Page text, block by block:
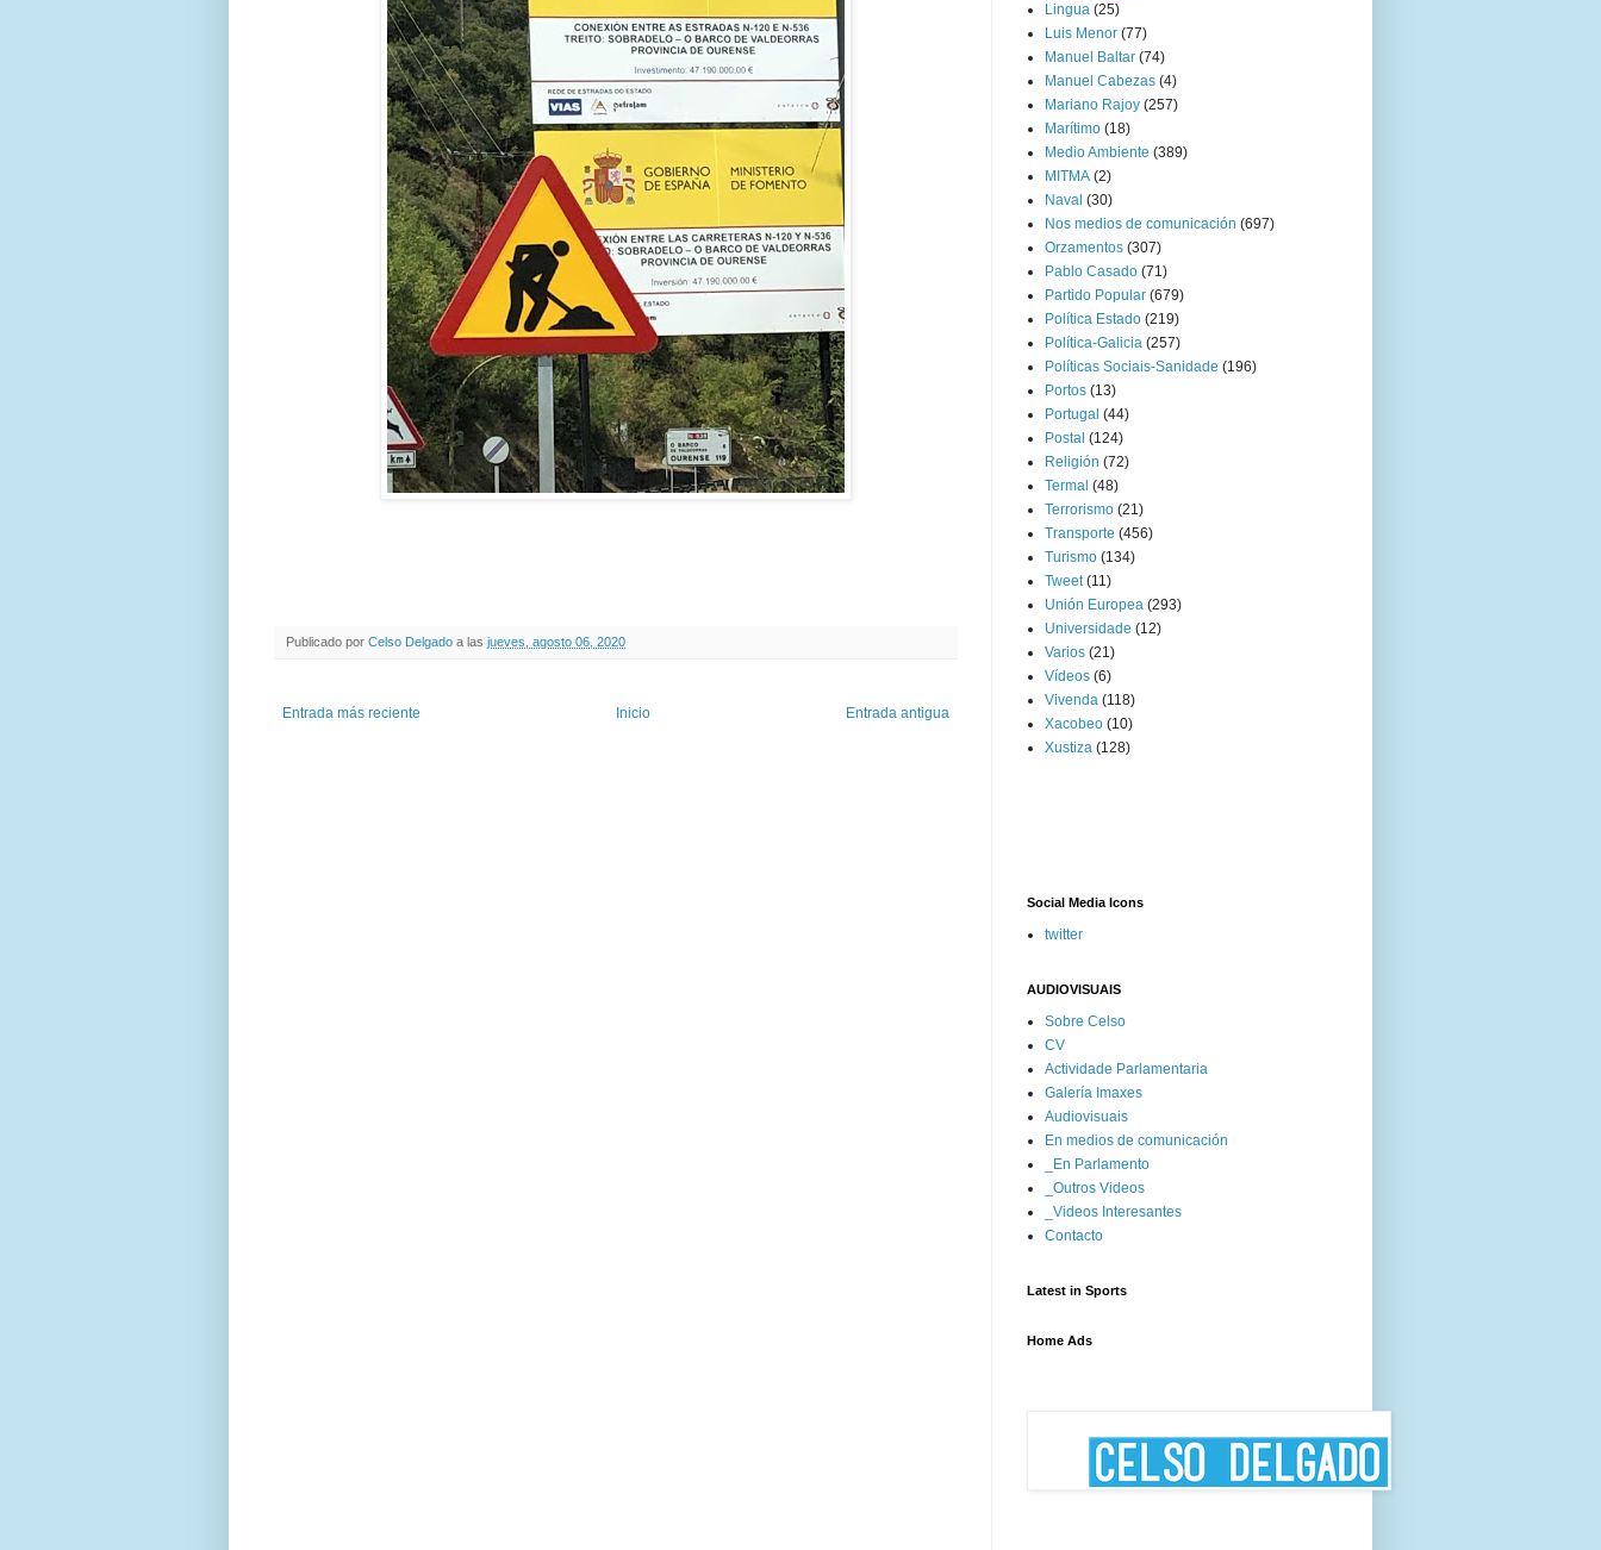
Publicado por Celso Delgado a las jueves, agosto 06, 2020
Entrada más reciente Entrada antigua
Inicio
Lingua (25)
Luis Menor (77)
Manuel Baltar (74)
Manuel Cabezas (4)
Mariano Rajoy (257)
Marítimo (18)
Medio Ambiente (389)
MITMA (2)
Naval (30)
Nos medios de comunicación (697)
Orzamentos (307)
Pablo Casado (71)
Partido Popular (679)
Política Estado (219)
Política-Galicia (257)
Políticas Sociais-Sanidade (196)
Portos (13)
Portugal (44)
Postal (124)
Religión (72)
Termal (48)
Terrorismo (21)
Transporte (456)
Turismo (134)
Tweet (11)
Unión Europea (293)
Universidade (12)
Varios (21)
Vídeos (6)
Vivenda (118)
Xacobeo (10)
Xustiza (128)
Social Media Icons
twitter
AUDIOVISUAIS
Sobre Celso
CV
Actividade Parlamentaria
Galería Imaxes
Audiovisuais
En medios de comunicación
_En Parlamento
_Outros Videos
_Videos Interesantes
Contacto
Latest in Sports
Home Ads